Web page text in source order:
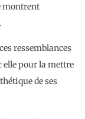
montrent
ressemblances
elle pour la mettre
de ses